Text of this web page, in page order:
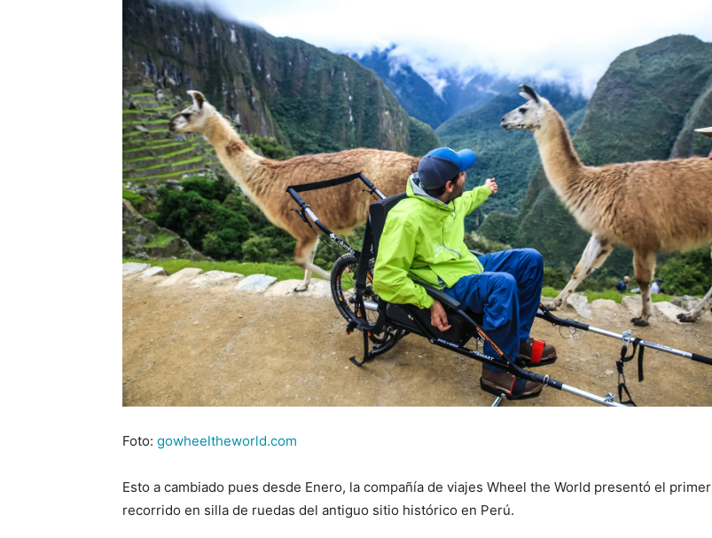
Foto: gowheeltheworld.com
Esto a cambiado pues desde Enero, la compañía de viajes Wheel the World presentó el primer
recorrido en silla de ruedas del antiguo sitio histórico en Perú.